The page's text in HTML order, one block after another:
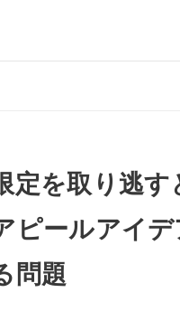
定を取り逃す
ピールアイ
問題